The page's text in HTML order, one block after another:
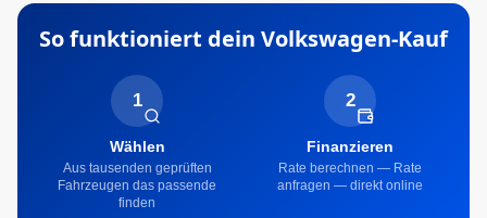
So funktioniert dein Volkswagen-Kauf
1
Wählen
Aus tausenden geprüften
Fahrzeugen das passende
finden
2
Finanzieren
Rate berechnen — Rate
anfragen — direkt online